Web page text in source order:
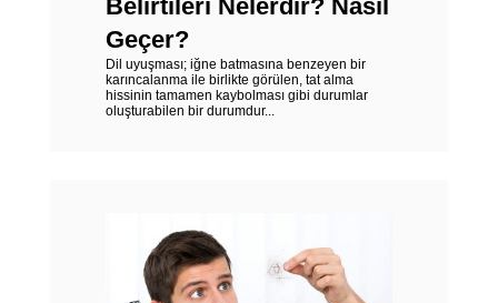
Belirtileri Nelerdir? Nasıl
Geçer?
Dil uyuşması; iğne batmasına benzeyen bir
karıncalanma ile birlikte görülen, tat alma
hissinin tamamen kaybolması gibi durumlar
oluşturabilen bir durumdur...